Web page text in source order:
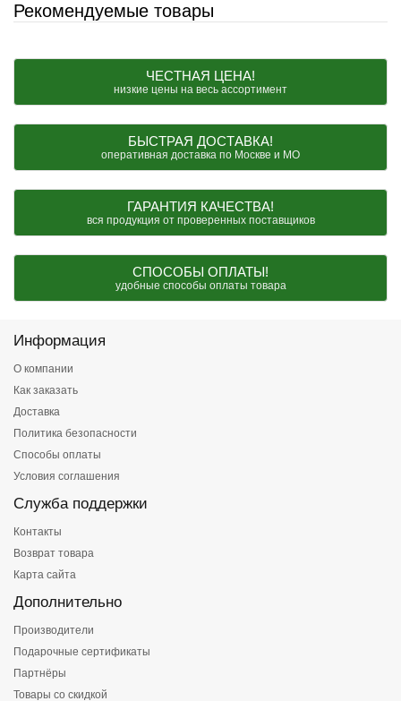
Рекомендуемые товары
ЧЕСТНАЯ ЦЕНА!
низкие цены на весь ассортимент
БЫСТРАЯ ДОСТАВКА!
оперативная доставка по Москве и МО
ГАРАНТИЯ КАЧЕСТВА!
вся продукция от проверенных поставщиков
СПОСОБЫ ОПЛАТЫ!
удобные способы оплаты товара
Информация
О компании
Как заказать
Доставка
Политика безопасности
Способы оплаты
Условия соглашения
Служба поддержки
Контакты
Возврат товара
Карта сайта
Дополнительно
Производители
Подарочные сертификаты
Партнёры
Товары со скидкой